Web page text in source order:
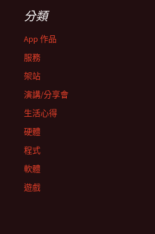
分類
App 作品
服務
架站
演講/分享會
生活心得
硬體
程式
軟體
遊戲